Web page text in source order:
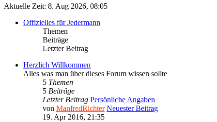
Aktuelle Zeit: 8. Aug 2026, 08:05
Offizielles für Jedermann
Themen
Beiträge
Letzter Beitrag
Herzlich Willkommen
Alles was man über dieses Forum wissen sollte
5 Themen
5 Beiträge
Letzter Beitrag Persönliche Angaben
von ManfredRichter Neuester Beitrag
19. Apr 2016, 21:35